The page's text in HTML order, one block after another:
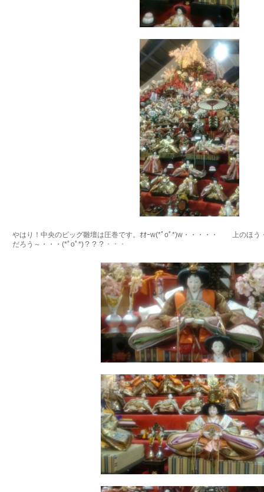
やはり！中央のビッグ雛壇は圧巻です。ｵｵｰw(*ﾟoﾟ*)w・・・・・ 上のほう
だろう～・・・(*ﾟoﾟ*)？？？・・・